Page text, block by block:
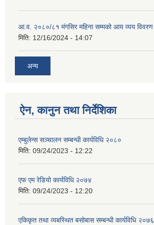
आ.व. २०८०/८१ मंगसिर महिना सम्मको आय व्यय विवरण
मिति: 12/16/2024 - 14:07
अन्य
ऐन, कानुन तथा निर्देशिका
एम्बुलेन्स सञ्चालन सम्बन्धी कार्यविधि २०८०
मिति: 09/24/2023 - 12:22
एफ एम रेडियो कार्यविधि २०७४
मिति: 09/24/2023 - 12:20
एकिकृत तथा व्यबस्थित बसोबास सम्बन्धी कार्यविधि २०७६